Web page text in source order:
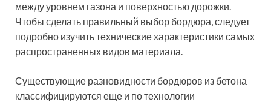
между уровнем газона и поверхностью дорожки.
Чтобы сделать правильный выбор бордюра, следует
подробно изучить технические характеристики самых
распространенных видов материала.
Существующие разновидности бордюров из бетона
классифицируются еще и по технологии